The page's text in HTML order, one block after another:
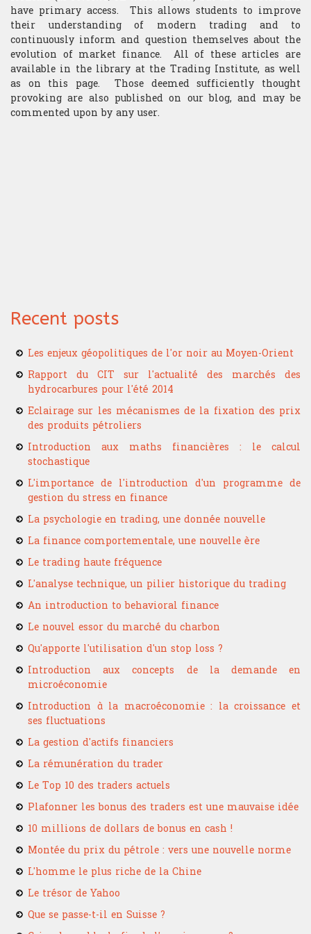
​Computer Science
have primary access. This allows students to improve
their understanding of modern trading and to
continuously inform and question themselves about the
evolution of market finance. All of these articles are
available in the library at the Trading Institute, as well
as on this page. Those deemed sufficiently thought
provoking are also published on our blog, and may be
commented upon by any user.
Recent posts
Les enjeux géopolitiques de l'or noir au Moyen-Orient
Rapport du CIT sur l'actualité des marchés des
hydrocarbures pour l'été 2014
Eclairage sur les mécanismes de la fixation des prix
des produits pétroliers
Introduction aux maths financières : le calcul
stochastique
L'importance de l'introduction d'un programme de
gestion du stress en finance
La psychologie en trading, une donnée nouvelle
La finance comportementale, une nouvelle ère
Le trading haute fréquence
L'analyse technique, un pilier historique du trading
An introduction to behavioral finance
Le nouvel essor du marché du charbon
Qu'apporte l'utilisation d'un stop loss ?
Introduction aux concepts de la demande en
microéconomie
Introduction à la macroéconomie : la croissance et
ses fluctuations
La gestion d'actifs financiers
La rémunération du trader
Le Top 10 des traders actuels
Plafonner les bonus des traders est une mauvaise idée
10 millions de dollars de bonus en cash !
Montée du prix du pétrole : vers une nouvelle norme
L'homme le plus riche de la Chine
Le trésor de Yahoo
Que se passe-t-il en Suisse ?